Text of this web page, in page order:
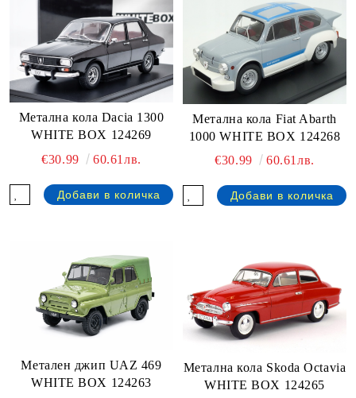
Метална кола Dacia 1300
WHITE BOX 124269
€30.99
60.61лв.
Метална кола Fiat Abarth
1000 WHITE BOX 124268
€30.99
60.61лв.
Метален джип UAZ 469
WHITE BOX 124263
Метална кола Skoda Octavia
WHITE BOX 124265